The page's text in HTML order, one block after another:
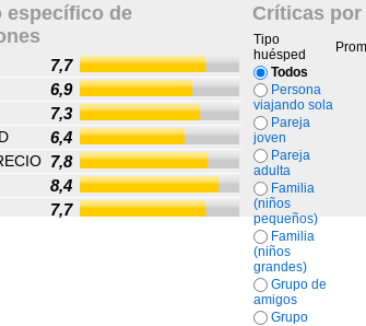
específico de
7,7
6,9
7,3
6,4
7,8
8,4
7,7
Críticas por
Tipo
huésped
Todos
Persona
viajando sola
Pareja
joven
Pareja
adulta
Familia
(niños
pequeños)
Familia
(niños
grandes)
Grupo de
amigos
Grupo